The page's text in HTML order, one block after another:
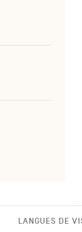
LANGUES DE